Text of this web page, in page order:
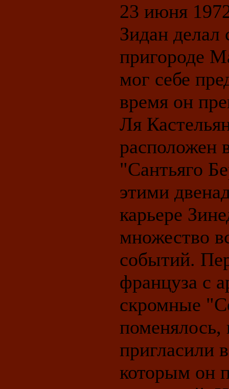
23 июня
Зидан
пригороде
мог себе
время он
Ля
расположен
"Сантьяго
этими
карьере
множество
событий.
француза с
скромные
поменялось,
пригласили
которым он